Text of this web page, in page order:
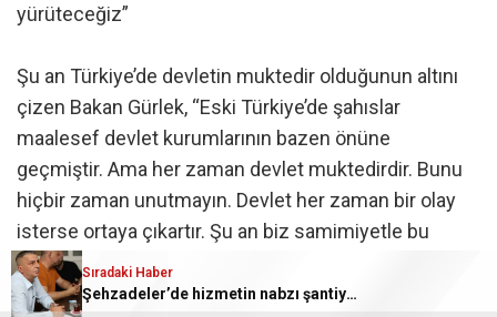
yürüteceğiz”
Şu an Türkiye’de devletin muktedir olduğunun altını
çizen Bakan Gürlek, “Eski Türkiye’de şahıslar
maalesef devlet kurumlarının bazen önüne
geçmiştir. Ama her zaman devlet muktedirdir. Bunu
hiçbir zaman unutmayın. Devlet her zaman bir olay
isterse ortaya çıkartır. Şu an biz samimiyetle bu
süreci yürüteceğiz. Çözdüğümüz olaylar da oldu”
dedi.
Sıradaki Haber
Şehzadeler’de hizmetin nabzı şantiyede tutuldu